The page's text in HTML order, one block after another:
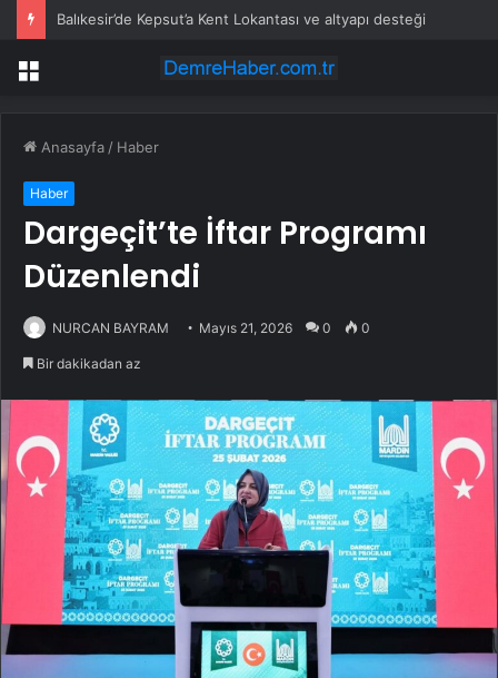
Balıkesir’de Kepsut’a Kent Lokantası ve altyapı desteği
Menü
Anasayfa / Haber
Haber
Dargeçit’te İftar Programı
Düzenlendi
NURCAN BAYRAM Mayıs 21, 2026 0 0
Bir dakikadan az